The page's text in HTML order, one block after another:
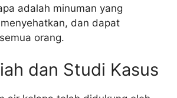
adalah minuman yang
dan dapat
orang.
dan Studi Kasus